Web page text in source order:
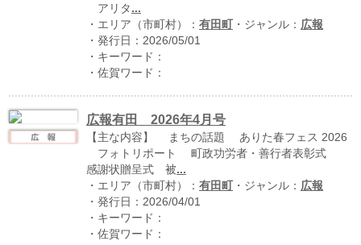
アリタ ...
・エリア（市町村）： 有田町 ・ジャンル： 広報
・発行日：2026/05/01
・キーワード：
・佐賀ワード：
広報有田 2026年4月号
【主な内容】 まちの話題 ありた春フェス 2026
フォトリポート 町政功労者・善行者表彰式
感謝状贈呈式 被...
・エリア（市町村）： 有田町 ・ジャンル： 広報
・発行日：2026/04/01
・キーワード：
・佐賀ワード：
運営：福博印刷
運営会社
ご利用ガイド
よくある質問